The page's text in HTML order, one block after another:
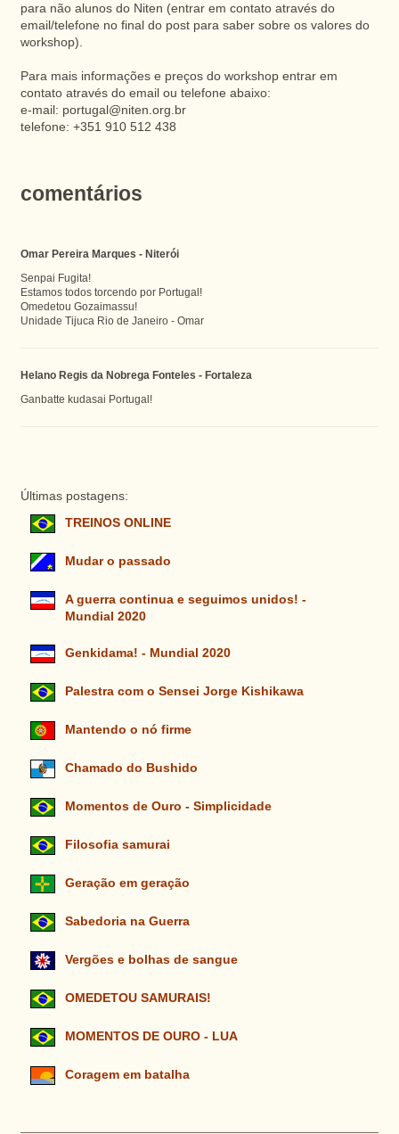
para não alunos do Niten (entrar em contato através do
email/telefone no final do post para saber sobre os valores do
workshop).
Para mais informações e preços do workshop entrar em
contato através do email ou telefone abaixo:
e-mail: portugal@niten.org.br
telefone: +351 910 512 438
comentários
Omar Pereira Marques - Niterói
Senpai Fugita!
Estamos todos torcendo por Portugal!
Omedetou Gozaimassu!
Unidade Tijuca Rio de Janeiro - Omar
Helano Regis da Nobrega Fonteles - Fortaleza
Ganbatte kudasai Portugal!
Últimas postagens:
TREINOS ONLINE
Mudar o passado
A guerra continua e seguimos unidos! -
Mundial 2020
Genkidama! - Mundial 2020
Palestra com o Sensei Jorge Kishikawa
Mantendo o nó firme
Chamado do Bushido
Momentos de Ouro - Simplicidade
Filosofia samurai
Geração em geração
Sabedoria na Guerra
Vergões e bolhas de sangue
OMEDETOU SAMURAIS!
MOMENTOS DE OURO - LUA
Coragem em batalha